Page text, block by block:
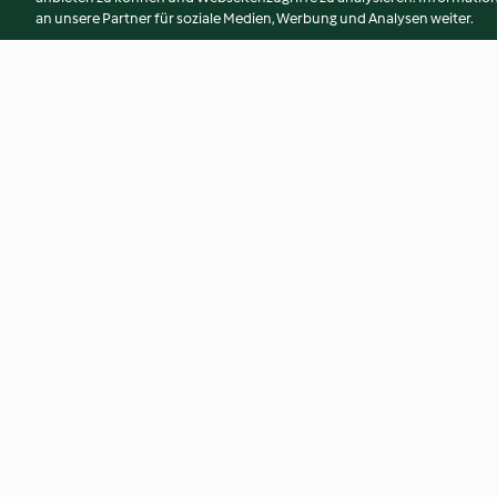
an unsere Partner für soziale Medien, Werbung und Analysen weiter.